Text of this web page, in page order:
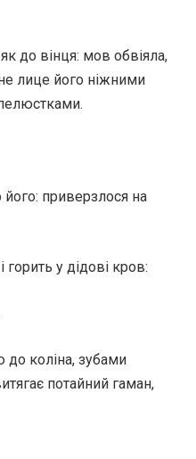
до вінця: мов обвіяла,
лице його ніжними
приверзлося на
горить у дідові кров:
коліна, зубами
потайний гаман,